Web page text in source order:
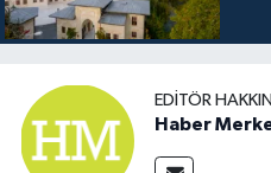
EDITÖR
Haber